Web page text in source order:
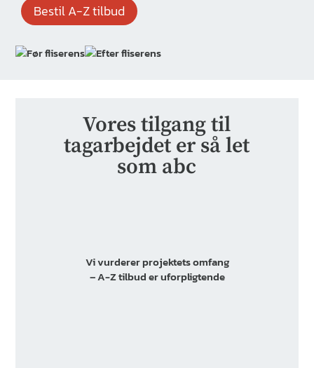
Bestil A-Z tilbud
Vores tilgang til
tagarbejdet er så let
som abc
Vi vurderer projektets omfang
– A-Z tilbud er uforpligtende